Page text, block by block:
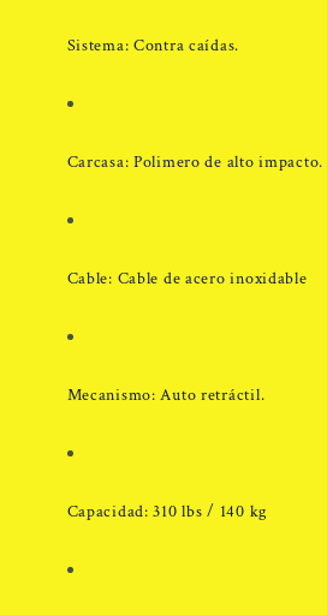
Sistema: Contra caídas.
Carcasa: Polimero de alto impacto.
Cable: Cable de acero inoxidable
Mecanismo:Auto retráctil.
Capacidad: 310 lbs / 140 kg